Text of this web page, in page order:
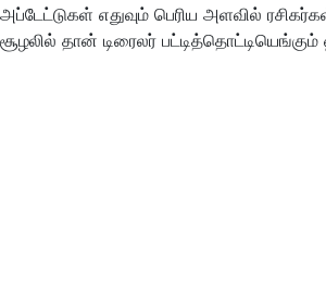
அப்டேட்டுகள் எதுவும் பெரிய அளவில்
சூழலில் தான் டிரைலர் பட்டித்தொட்டியெங்கும்